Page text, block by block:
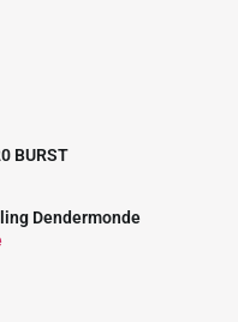
BURST
Dendermonde